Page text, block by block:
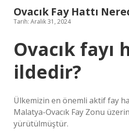
Ovacık Fay Hattı
Tarih: Aralık 31, 2024
Ovacık fayı
ildedir?
Ülkemizin en önemli aktif fay
Malatya-Ovacık Fay Zonu
yürütülmüştür.